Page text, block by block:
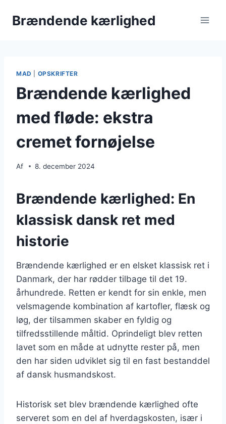
Brændende kærlighed
MAD OPSKRIFTER
Brændende kærlighed
med fløde: ekstra
cremet fornøjelse
Af 8. december 2024
Brændende kærlighed: En
klassisk dansk ret med
historie
Brændende kærlighed er en elsket klassisk ret i
Danmark, der har rødder tilbage til det 19.
århundrede. Retten er kendt for sin enkle, men
velsmagende kombination af kartofler, flæsk og
løg, der tilsammen skaber en fyldig og
tilfredsstillende måltid. Oprindeligt blev retten
lavet som en måde at udnytte rester på, men
den har siden udviklet sig til en fast bestanddel
af dansk husmandskost.
Historisk set blev brændende kærlighed ofte
serveret som en del af hverdagskosten, især i